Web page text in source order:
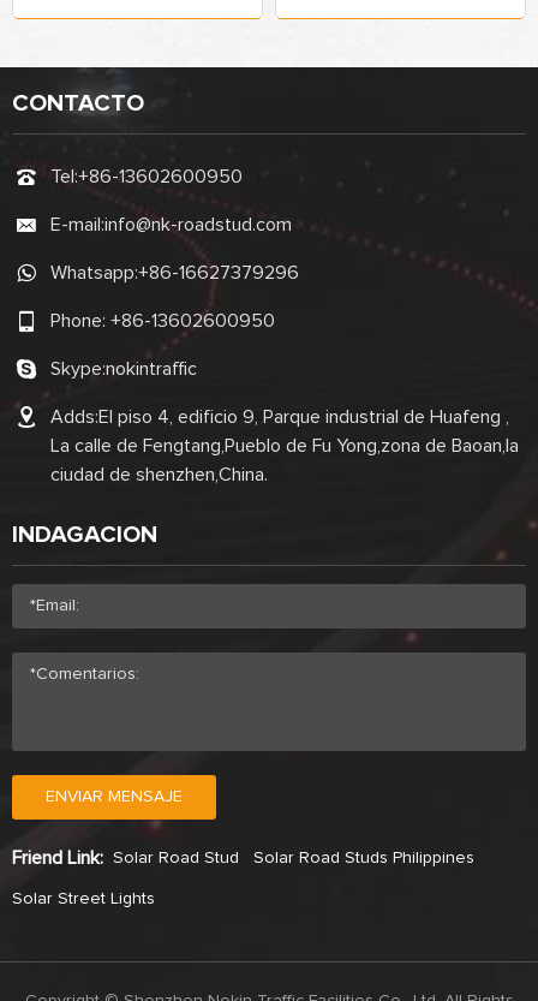
CONTACTO
Tel:+86-13602600950
E-mail:info@nk-roadstud.com
Whatsapp:+86-16627379296
Phone: +86-13602600950
Skype:nokintraffic
Adds:El piso 4, edificio 9, Parque industrial de Huafeng ,
La calle de Fengtang,Pueblo de Fu Yong,zona de Baoan,la
ciudad de shenzhen,China.
INDAGACION
ENVIAR MENSAJE
Friend Link: Solar Road Stud Solar Road Studs Philippines
Solar Street Lights